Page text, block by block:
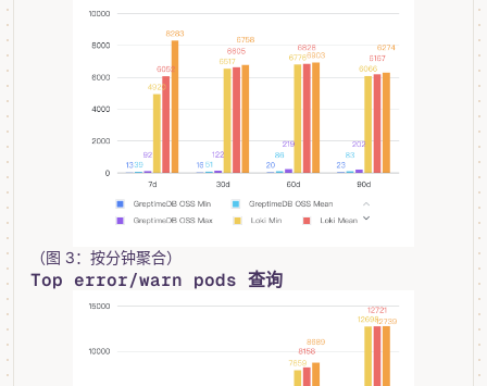
（图 3：按分钟聚合）
Top error/warn pods 查询